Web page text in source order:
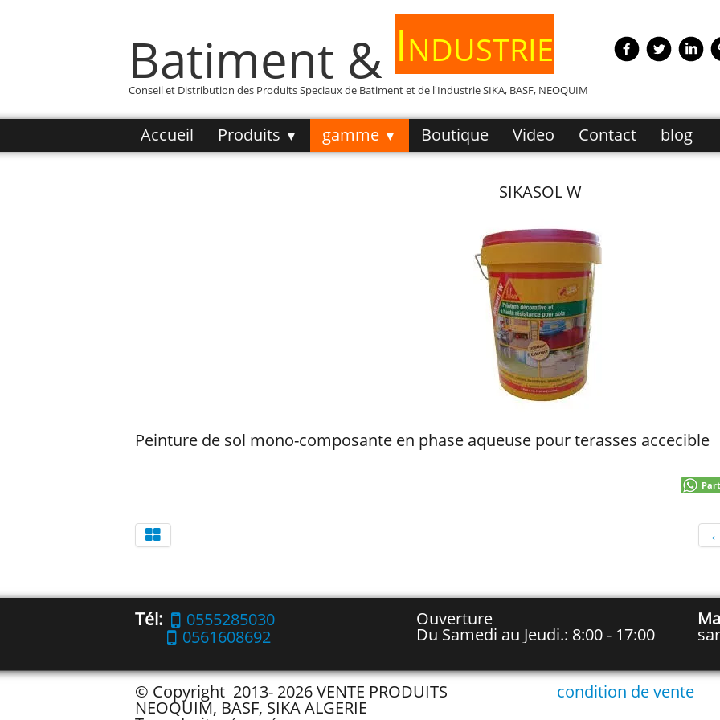
Batiment & Industrie
Conseil et Distribution des Produits Speciaux de Batiment et de l'Industrie SIKA, BASF, NEOQUIM
Accueil Produits ▼ gamme ▼ Boutique Video Contact blog
SIKASOL W
Peinture de sol mono-composante en phase aqueuse pour terasses accecible
Tél:
0555285030
0561608692
Ouverture
Du Samedi au Jeudi.: 8:00 - 17:00
© Copyright 2013- 2026 VENTE PRODUITS
NEOQUIM, BASF, SIKA ALGERIE
condition de vente